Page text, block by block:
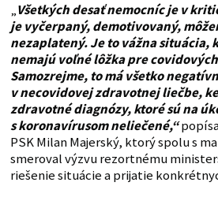
„Všetkých desať nemocníc je v
je vyčerpaný, demotivovaný,
nezaplatený. Je to vážna situácia,
nemajú voľné lôžka pre
Samozrejme, to má všetko
v necovidovej zdravotnej liečbe,
zdravotné diagnózy, ktoré sú na
s koronavírusom neliečené,“
PSK Milan Majerský, ktorý spolu s
smeroval výzvu rezortnému
riešenie situácie a prijatie